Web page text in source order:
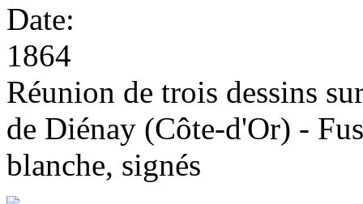
Date:
1864
Réunion de trois dessins
de Diénay (Côte-d'Or) -
blanche, signés